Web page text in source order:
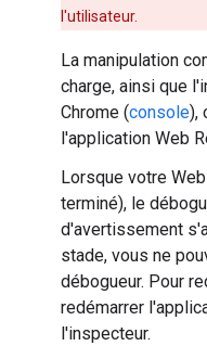
l'utilisateur.
La manipulation
charge, ainsi que
Chrome (console),
l'application Web
Lorsque votre
terminé), le
d'avertissement
stade, vous ne
débogueur. Pour
redémarrer
l'inspecteur.